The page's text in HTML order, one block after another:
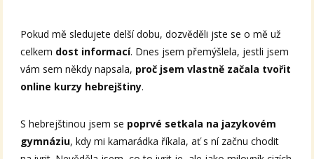
Pokud mě sledujete delší dobu, dozvěděli jste se o mě už
celkem dost informací. Dnes jsem přemýšlela, jestli jsem
vám sem někdy napsala, proč jsem vlastně začala tvořit
online kurzy hebrejštiny.
S hebrejštinou jsem se poprvé setkala na jazykovém
gymnáziu, kdy mi kamarádka říkala, ať s ní začnu chodit